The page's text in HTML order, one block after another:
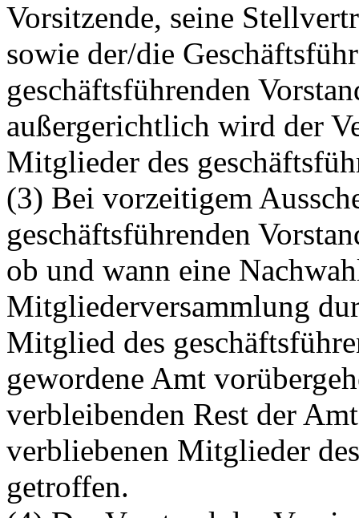
Vorsitzende, seine
sowie der/die
geschäftsführenden
außergerichtlich wird der
Mitglieder des
(3) Bei vorzeitigem
geschäftsführenden
ob und wann eine
Mitgliederversammlung
Mitglied des
gewordene Amt
verbleibenden Rest der
verbliebenen Mitglieder
getroffen.